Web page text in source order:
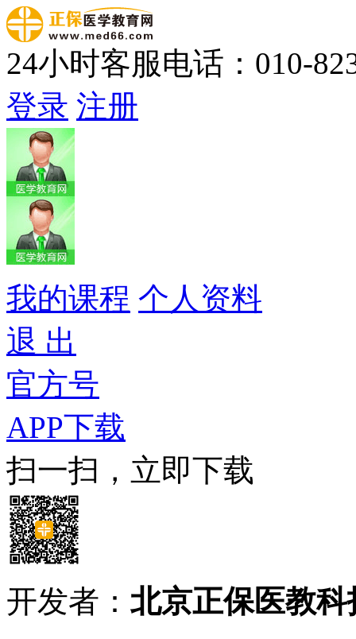
24小时客服电话：010-
登录 注册
我的课程 个人资料
退 出
官方号
APP下载
扫一扫，立即下载
开发者： 北京正保医教